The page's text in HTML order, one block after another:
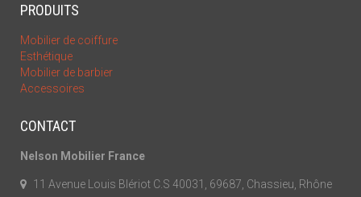
PRODUITS
Mobilier de coiffure
Esthétique
Mobilier de barbier
Accessoires
CONTACT
Nelson Mobilier France
11 Avenue Louis Blériot C.S 40031, 69687, Chassieu, Rhône